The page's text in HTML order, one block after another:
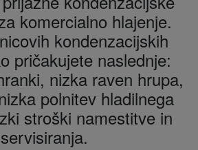
komercialno hlajenje.
kondenzacijskih
pričakujete naslednje:
nizka raven hrupa,
polnitev hladilnega
stroški namestitve in
servisiranja.